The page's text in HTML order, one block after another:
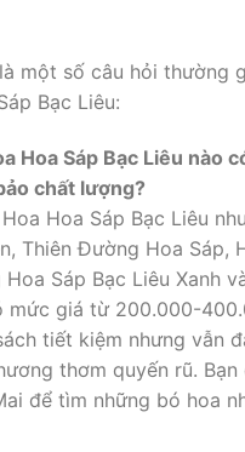
một số câu hỏi thường
Bạc Liêu:
Hoa Sáp Bạc Liêu nào
chất lượng?
Hoa Sáp Bạc Liêu
Thiên Đường Hoa Sáp,
Hoa Sáp Bạc Liêu Xanh
mức giá từ 200.000-
tiết kiệm nhưng vẫn
thơm quyến rũ.
để tìm những bó hoa